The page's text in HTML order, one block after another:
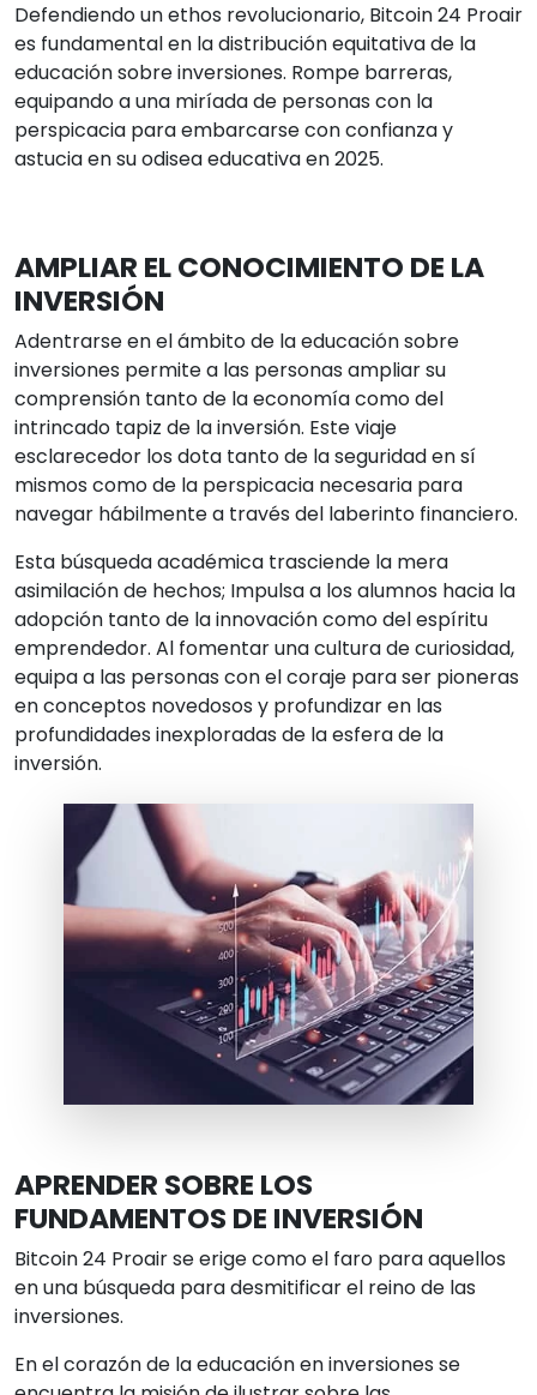
Defendiendo un ethos revolucionario, Bitcoin 24 Proair
es fundamental en la distribución equitativa de la
educación sobre inversiones. Rompe barreras,
equipando a una miríada de personas con la
perspicacia para embarcarse con confianza y
astucia en su odisea educativa en 2025.
AMPLIAR EL CONOCIMIENTO DE LA
INVERSIÓN
Adentrarse en el ámbito de la educación sobre
inversiones permite a las personas ampliar su
comprensión tanto de la economía como del
intrincado tapiz de la inversión. Este viaje
esclarecedor los dota tanto de la seguridad en sí
mismos como de la perspicacia necesaria para
navegar hábilmente a través del laberinto financiero.
Esta búsqueda académica trasciende la mera
asimilación de hechos; Impulsa a los alumnos hacia la
adopción tanto de la innovación como del espíritu
emprendedor. Al fomentar una cultura de curiosidad,
equipa a las personas con el coraje para ser pioneras
en conceptos novedosos y profundizar en las
profundidades inexploradas de la esfera de la
inversión.
APRENDER SOBRE LOS
FUNDAMENTOS DE INVERSIÓN
Bitcoin 24 Proair se erige como el faro para aquellos
en una búsqueda para desmitificar el reino de las
inversiones.
En el corazón de la educación en inversiones se